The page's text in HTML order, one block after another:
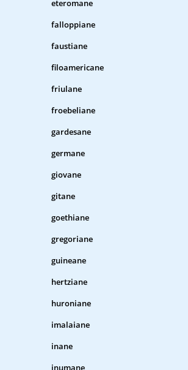
eteromane
falloppiane
faustiane
filoamericane
friulane
froebeliane
gardesane
germane
giovane
gitane
goethiane
gregoriane
guineane
hertziane
huroniane
imalaiane
inane
inumane